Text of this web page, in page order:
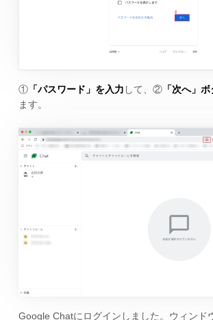
①「パスワード」を入力 して、②「次へ」ボ
ます。
Google Chatにログインしました。ウィンド